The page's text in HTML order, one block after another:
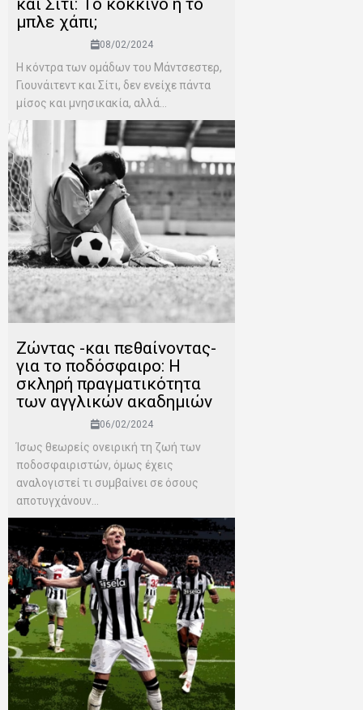
μπλε χάπι;
08/02/2024
Η κόντρα των ομάδων του Μάντσεστερ,
Γιουνάιτεντ και Σίτι, δεν ενείχε πάντα
μίσος και μνησικακία, αλλά...
Zώντας -και πεθαίνοντας-
για το ποδόσφαιρο: H
σκληρή πραγματικότητα
των αγγλικών ακαδημιών
06/02/2024
Ίσως θεωρείς ονειρική τη ζωή των
ποδοσφαιριστών, όμως έχεις
αναλογιστεί τι συμβαίνει σε όσους
αποτυγχάνουν...